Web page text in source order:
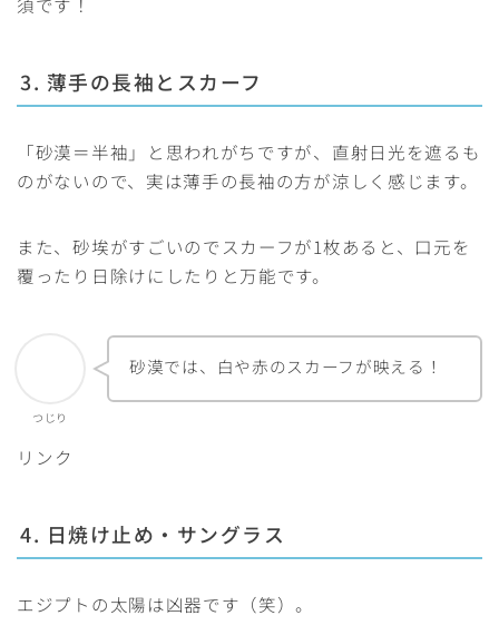
3. 薄手の長袖とスカーフ
「砂漠＝半袖」と思われがちですが、直射日光を遮るも
のがないので、実は薄手の長袖の方が涼しく感じます。
また、砂埃がすごいのでスカーフが1枚あると、口元を
覆ったり日除けにしたりと万能です。
つじり
砂漠では、白や赤のスカーフが映える！
リンク
4. 日焼け止め・サングラス
エジプトの太陽は凶器です（笑）。